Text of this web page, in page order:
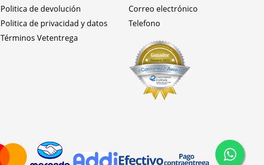
Politica de devolución
Politica de privacidad y datos
Términos Vetentrega
Correo electrónico
Telefono